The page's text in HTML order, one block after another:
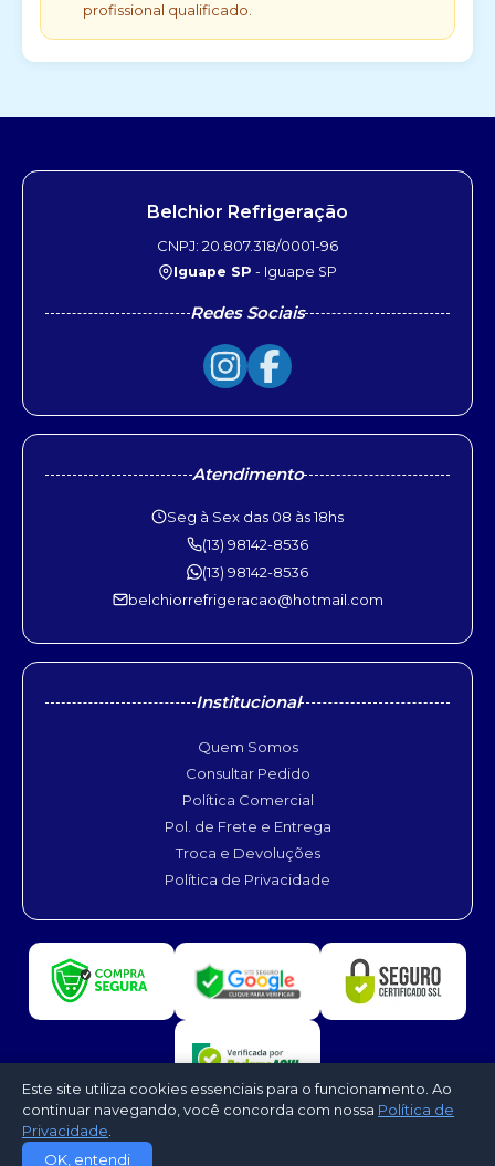
profissional qualificado.
Belchior Refrigeração
CNPJ: 20.807.318/0001-96
Iguape SP - Iguape SP
Redes Sociais
Atendimento
Seg à Sex das 08 às 18hs
(13) 98142-8536
(13) 98142-8536
belchiorrefrigeracao@hotmail.com
Institucional
Quem Somos
Consultar Pedido
Política Comercial
Pol. de Frete e Entrega
Troca e Devoluções
Política de Privacidade
©2026 - Belchior Refrigeração. Todos os direitos reservados -
Este site utiliza cookies essenciais para o funcionamento. Ao
continuar navegando, você concorda com nossa Política de
Privacidade
OK, entendi